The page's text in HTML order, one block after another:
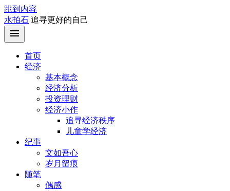
跳到内容
水拍石 追寻更好的自己
首页
经济
基本概念
经济分析
投资理财
经济小作
追寻经济秩序
儿童学经济
纪事
文如吾心
岁月留痕
随笔
偶感